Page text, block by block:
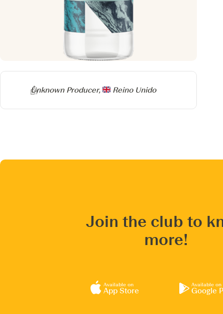
Producer
Unknown Producer, Reino Unido
Join the club to
more!
Available on
App Store
Available on
Google